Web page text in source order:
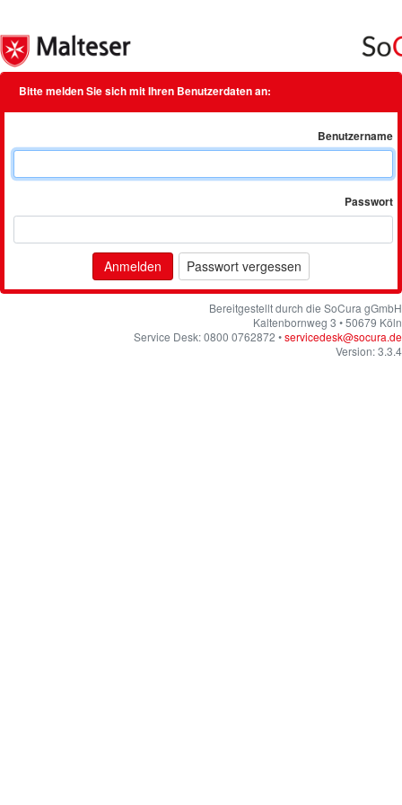
Bitte melden Sie sich mit Ihren Benutzerdaten an:
Benutzername
Passwort
Passwort vergessen
Bereitgestellt durch die SoCura gGmbH
Kaltenbornweg 3 • 50679 Köln
Service Desk: 0800 0762872 •servicedesk@socura.de
Version: 3.3.4